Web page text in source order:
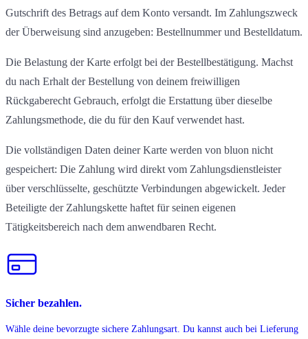
Gutschrift des Betrags auf dem Konto versandt. Im Zahlungszweck
der Überweisung sind anzugeben: Bestellnummer und Bestelldatum.
Die Belastung der Karte erfolgt bei der Bestellbestätigung. Machst
du nach Erhalt der Bestellung von deinem freiwilligen
Rückgaberecht Gebrauch, erfolgt die Erstattung über dieselbe
Zahlungsmethode, die du für den Kauf verwendet hast.
Die vollständigen Daten deiner Karte werden von bluon nicht
gespeichert: Die Zahlung wird direkt vom Zahlungsdienstleister
über verschlüsselte, geschützte Verbindungen abgewickelt. Jeder
Beteiligte der Zahlungskette haftet für seinen eigenen
Tätigkeitsbereich nach dem anwendbaren Recht.
Sicher bezahlen.
Wähle deine bevorzugte sichere Zahlungsart. Du kannst auch bei Lieferung